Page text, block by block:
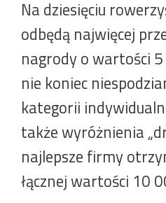
Na dziesięciu
odbędą najwięcej
nagrody o wartości
nie koniec
kategorii
także wyróżnienia
najlepsze firmy
łącznej wartości 10